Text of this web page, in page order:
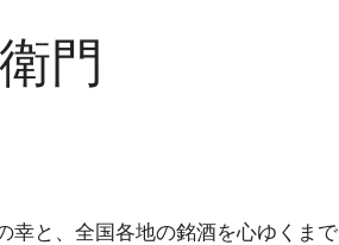
門
幸と、全国各地の銘酒を心ゆくまで